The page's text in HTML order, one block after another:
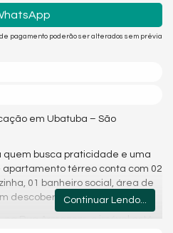
pagamento poderão ser alterados sem prévia
em Ubatuba – São
quem busca praticidade e uma
apartamento térreo conta com 02
01 banheiro social, área de
descoberta.
Rua Armazem, o imóvel está
Continuar Lendo...